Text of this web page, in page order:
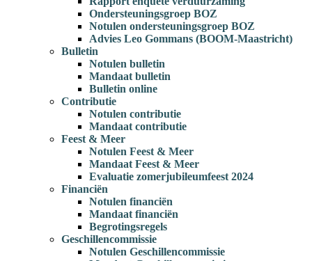
Ondersteuningsgroep BOZ
Notulen ondersteuningsgroep BOZ
Advies Leo Gommans (BOOM-Maastricht)
Bulletin
Notulen bulletin
Mandaat bulletin
Bulletin online
Contributie
Notulen contributie
Mandaat contributie
Feest & Meer
Notulen Feest & Meer
Mandaat Feest & Meer
Evaluatie zomerjubileumfeest 2024
Financiën
Notulen financiën
Mandaat financiën
Begrotingsregels
Geschillencommissie
Notulen Geschillencommissie